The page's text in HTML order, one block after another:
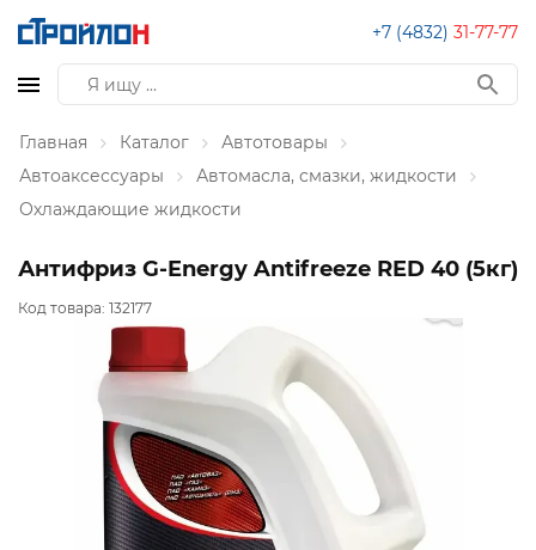
+7 (4832) 31-77-77
Главная Каталог
Автотовары
Автоаксессуары
Автомасла, смазки, жидкости
Охлаждающие жидкости
Антифриз G-Energy Antifreeze RED 40 (5кг)
Код товара: 132177